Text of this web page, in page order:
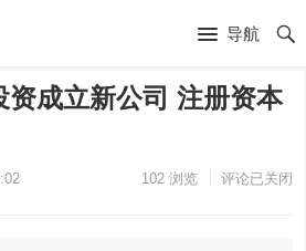
导航
资成立新公司 注册资本
102浏览 评论已关闭